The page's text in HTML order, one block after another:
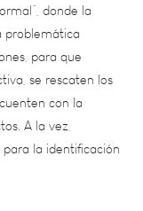
para que
rescaten los
con la
A la vez,
identificación
para